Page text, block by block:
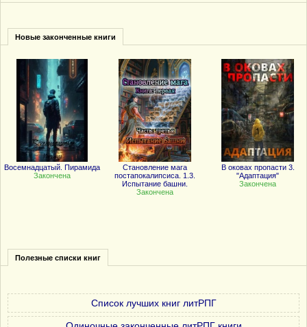
Новые законченные книги
Восемнадцатый. Пирамида
Закончена
Становление мага
постапокалипсиса. 1.3.
Испытание башни.
Закончена
В оковах пропасти 3.
"Адаптация"
Закончена
Полезные списки книг
Список лучших книг литРПГ